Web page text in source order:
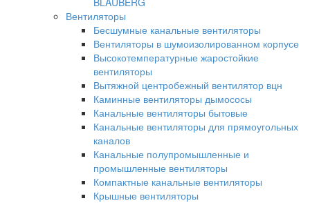
Вентиляторы
Бесшумные канальные вентиляторы
Вентиляторы в шумоизолированном корпусе
Высокотемпературные жаростойкие
вентиляторы
Вытяжной центробежный вентилятор вцн
Каминные вентиляторы дымососы
Канальные вентиляторы бытовые
Канальные вентиляторы для прямоугольных
каналов
Канальные полупромышленные и
промышленные вентиляторы
Компактные канальные вентиляторы
Крышные вентиляторы